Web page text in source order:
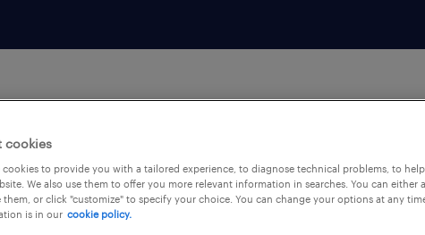
cookies
cookies to provide you with a tailored experience, to diagnose technical problems, to
We also use them to offer you more relevant information in searches. You can either
them, or click "customize" to specify your choice. You can change your options at any
is in our cookie policy.